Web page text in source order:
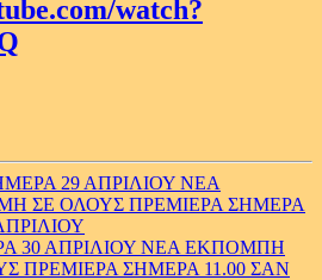
watch?
29 ΑΠΡΙΛΙΟΥ ΝΕΑ
ΣΕ ΟΛΟΥΣ ΠΡΕΜΙΕΡΑ ΣΗΜΕΡΑ
30 ΑΠΡΙΛΙΟΥ ΝΕΑ ΕΚΠΟΜΠΗ
ΠΡΕΜΙΕΡΑ ΣΗΜΕΡΑ 11.00 ΣΑΝ